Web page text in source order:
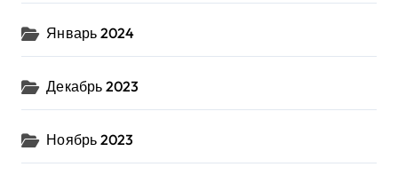
Январь 2024
Декабрь 2023
Ноябрь 2023